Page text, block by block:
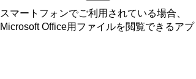
スマートフォンでご利用されている場合、
Microsoft Office用ファイルを閲覧できるアプ